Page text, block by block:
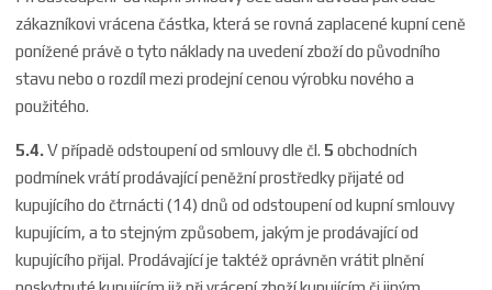
zákazníkovi vrácena částka, která se rovná zaplacené kupní ceně
ponížené právě o tyto náklady na uvedení zboží do původního
stavu nebo o rozdíl mezi prodejní cenou výrobku nového a
použitého.
5.4.V případě odstoupení od smlouvy dle čl. 5 obchodních
podmínek vrátí prodávající peněžní prostředky přijaté od
kupujícího do čtrnácti (14) dnů od odstoupení od kupní smlouvy
kupujícím, a to stejným způsobem, jakým je prodávající od
kupujícího přijal. Prodávající je taktéž oprávněn vrátit plnění